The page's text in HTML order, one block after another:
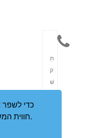
חווית המשתמש ולאפשר לאתר לפעול ביעילות.
תִ
ק
שׁ